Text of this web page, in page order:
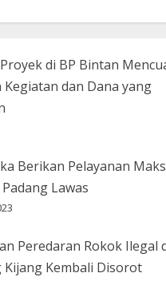
di BP Bintan
Kegiatan dan Dana yang
Berikan Pelayanan
Lawas
Peredaran Rokok Ilegal
Kijang Kembali Disorot